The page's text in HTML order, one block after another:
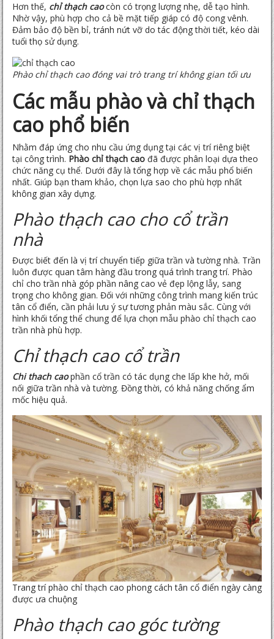
Hơn thế, chỉ thạch caocòn có trọng lượng nhẹ, dễ tạo hình.
Nhờ vậy, phù hợp cho cả bề mặt tiếp giáp có độ cong vênh.
Đảm bảo độ bền bỉ, tránh nứt vỡ do tác động thời tiết, kéo dài
tuổi thọ sử dụng.
Phào chỉ thạch cao đóng vai trò trang trí không gian tối ưu
Các mẫu phào và chỉ thạch
cao phổ biến
Nhằm đáp ứng cho nhu cầu ứng dụng tại các vị trí riêng biệt
tại công trình. Phào chỉ thạch cao đã được phân loại dựa theo
chức năng cụ thể. Dưới đây là tổng hợp về các mẫu phổ biến
nhất. Giúp bạn tham khảo, chọn lựa sao cho phù hợp nhất
không gian xây dựng.
Phào thạch cao cho cổ trần
nhà
Được biết đến là vị trí chuyển tiếp giữa trần và tường nhà. Trần
luôn được quan tâm hàng đầu trong quá trình trang trí. Phào
chỉ cho trần nhà góp phần nâng cao vẻ đẹp lộng lẫy, sang
trọng cho không gian. Đối với những công trình mang kiến trúc
tân cổ điển, cần phải lưu ý sự tương phản màu sắc. Cùng với
hình khối tổng thể chung để lựa chọn mẫu phào chỉ thạch cao
trần nhà phù hợp.
Chỉ thạch cao cổ trần
Chi thach caophần cổ trần có tác dụng che lấp khe hở, mối
nối giữa trần nhà và tường. Đồng thời, có khả năng chống ẩm
mốc hiệu quả.
Trang trí phào chỉ thạch cao phong cách tân cổ điển ngày càng
được ưa chuộng
Phào thạch cao góc tường